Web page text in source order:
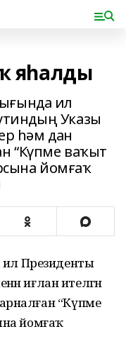
яһалды
ил
Указы
һәм дан
“Күпме ваҡыт
йомғаҡ
ил Президенты
иғлан ителгән
арналған “Күпме
йомғаҡ